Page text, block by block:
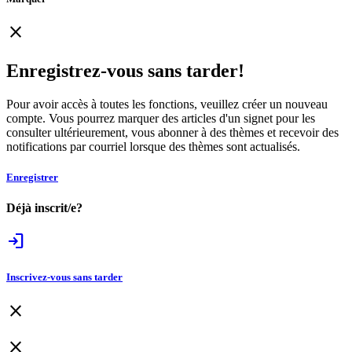
close
Enregistrez-vous sans tarder!
Pour avoir accès à toutes les fonctions, veuillez créer un nouveau
compte. Vous pourrez marquer des articles d'un signet pour les
consulter ultérieurement, vous abonner à des thèmes et recevoir des
notifications par courriel lorsque des thèmes sont actualisés.
Enregistrer
Déjà inscrit/e?
login
Inscrivez-vous sans tarder
close
close